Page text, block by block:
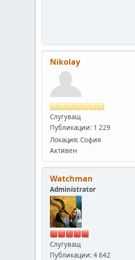
Nikolay
Слугуващ
Публикации: 1 229
Локация: София
Активен
Watchman
Administrator
Слугуващ
Публикации: 4 642